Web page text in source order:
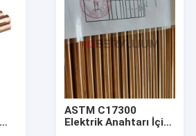
ASTM C17300
Elektrik Anahtarı İçin